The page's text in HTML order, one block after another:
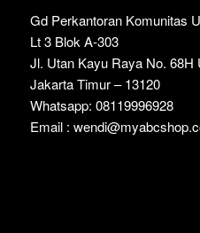
Gd Perkantoran Komunitas
Lt 3 Blok A-303
Jl. Utan Kayu Raya No.
Jakarta Timur – 13120
Whatsapp: 08119996928
Email :